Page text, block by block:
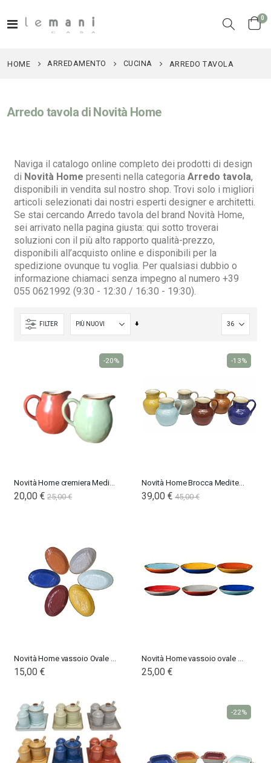
Toggle
Cart
0
HOME ARREDAMENTO CUCINA ARREDO TAVOLA
Arredo tavola di Novità Home
Naviga il catalogo online completo dei prodotti di design
di Novità Home presenti nella categoriaArredo tavola,
disponibili in vendita sul nostro shop. Trovi solo i migliori
articoli selezionati dai nostri esperti designer e architetti.
Se stai cercando Arredo tavola del brand Novità Home,
sei arrivato nella pagina giusta: qui sotto troverai
soluzioni con il più alto rapporto qualità-prezzo,
disponibili all’acquisto online e disponibili per la
spedizione ovunque tu voglia. Per qualsiasi dubbio o
informazione chiamaci senza impegno al numero +39
055 0621992 (9:30 - 12:30 / 16:30 - 19:30).
FILTER
Imposta
Novità Home cremiera Mediterraneo
20,00 € 25,00 €
-20%
Novità Home Brocca Mediterraneo
39,00 € 45,00 €
-13%
15,00 € 25,00 €
-22%
Nardi poltrona Folio Rocking
-18%
Nardi poltrona Folio Rocking
-18%